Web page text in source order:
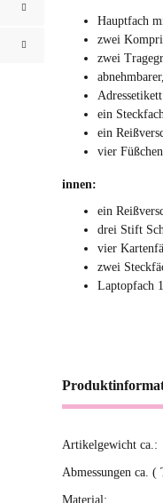
Hauptfach
zwei
zwei
Adressetikett
ein
ein
vier
innen:
ein
drei Stift
vier
zwei
Laptopfach
Wert
Artikelgewicht ca.:
Abmessungen ca.
Material: